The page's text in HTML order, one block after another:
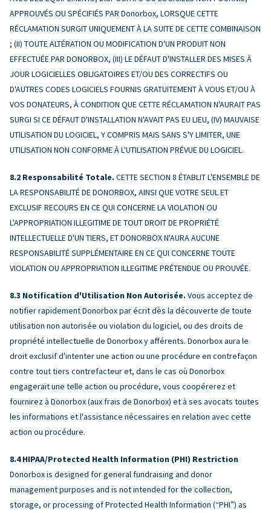
APPROUVÉS OU SPÉCIFIÉS PAR Donorbox, LORSQUE CETTE
RÉCLAMATION SURGIT UNIQUEMENT À LA SUITE DE CETTE COMBINAISON
; (II) TOUTE ALTÉRATION OU MODIFICATION D'UN PRODUIT NON
EFFECTUÉE PAR DONORBOX, (III) LE DÉFAUT D'INSTALLER DES MISES À
JOUR LOGICIELLES OBLIGATOIRES ET/OU DES CORRECTIFS OU
D'AUTRES CODES LOGICIELS FOURNIS GRATUITEMENT À VOUS ET/OU À
VOS DONATEURS, À CONDITION QUE CETTE RÉCLAMATION N'AURAIT PAS
SURGI SI CE DÉFAUT D'INSTALLATION N'AVAIT PAS EU LIEU, (IV) MAUVAISE
UTILISATION DU LOGICIEL, Y COMPRIS MAIS SANS S'Y LIMITER, UNE
UTILISATION NON CONFORME À L'UTILISATION PRÉVUE DU LOGICIEL.
Responsabilité Totale. CETTE SECTION 8 ÉTABLIT L'ENSEMBLE DE
LA RESPONSABILITÉ DE DONORBOX, AINSI QUE VOTRE SEUL ET
EXCLUSIF RECOURS EN CE QUI CONCERNE LA VIOLATION OU
L'APPROPRIATION ILLEGITIME DE TOUT DROIT DE PROPRIÉTÉ
INTELLECTUELLE D'UN TIERS, ET DONORBOX N'AURA AUCUNE
RESPONSABILITÉ SUPPLÉMENTAIRE EN CE QUI CONCERNE TOUTE
VIOLATION OU APPROPRIATION ILLEGITIME PRÉTENDUE OU PROUVÉE.
Notification d'Utilisation Non Autorisée. Vous acceptez de
notifier rapidement Donorbox par écrit dès la découverte de toute
utilisation non autorisée ou violation du logiciel, ou des droits de
propriété intellectuelle de Donorbox y afférents. Donorbox aura le
droit exclusif d'intenter une action ou une procédure en contrefaçon
contre tout tiers contrefacteur et, dans le cas où Donorbox
engagerait une telle action ou procédure, vous coopérerez et
fournirez à Donorbox (aux frais de Donorbox) et à ses avocats toutes
les informations et l'assistance nécessaires en relation avec cette
action ou procédure.
HIPAA/Protected Health Information (PHI) Restriction
Donorbox is designed for general fundraising and donor
management purposes and is not intended for the collection,
storage, or processing of Protected Health Information (“PHI”) as